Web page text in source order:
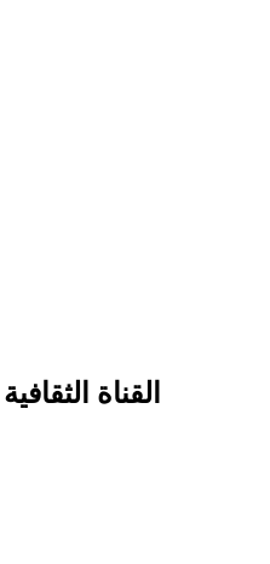
القناة